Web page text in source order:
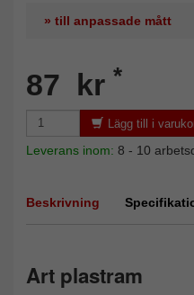
» till anpassade mått
87 kr *
Lägg till i
Leverans inom: 8 - 10
Beskrivning
Art plastram